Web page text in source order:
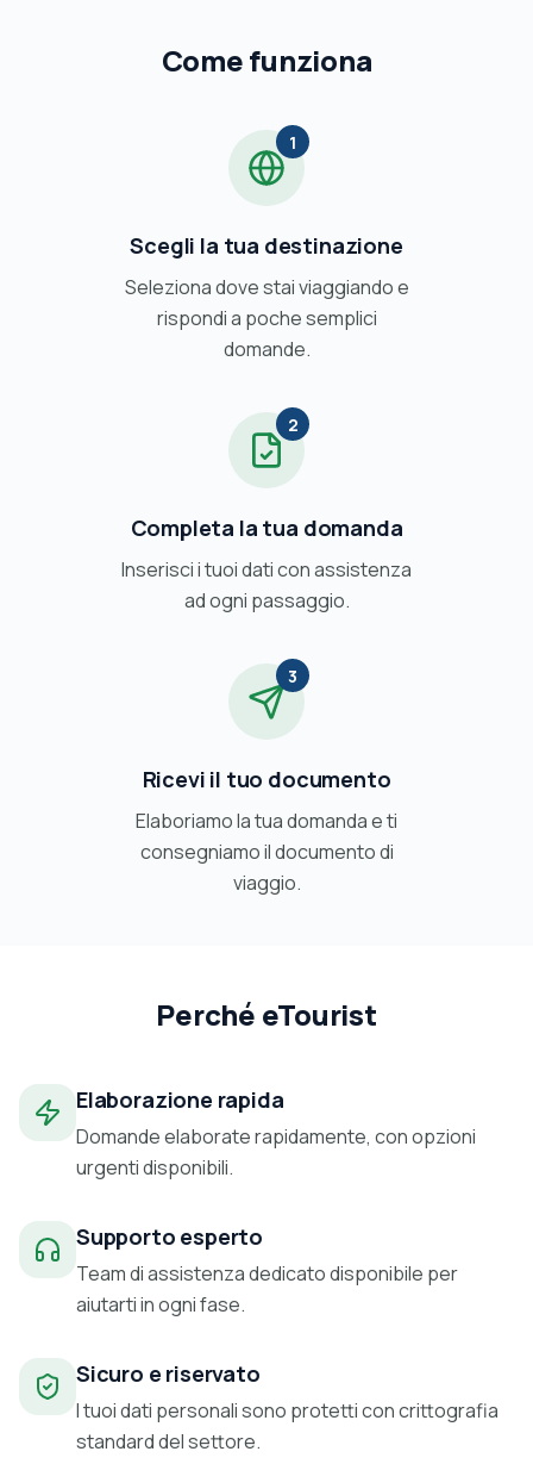
Come funziona
1
Scegli la tua destinazione
Seleziona dove stai viaggiando e
rispondi a poche semplici
domande.
2
Completa la tua domanda
Inserisci i tuoi dati con assistenza
ad ogni passaggio.
3
Ricevi il tuo documento
Elaboriamo la tua domanda e ti
consegniamo il documento di
viaggio.
Perché eTourist
Elaborazione rapida
Domande elaborate rapidamente, con opzioni
urgenti disponibili.
Supporto esperto
Team di assistenza dedicato disponibile per
aiutarti in ogni fase.
Sicuro e riservato
I tuoi dati personali sono protetti con crittografia
standard del settore.